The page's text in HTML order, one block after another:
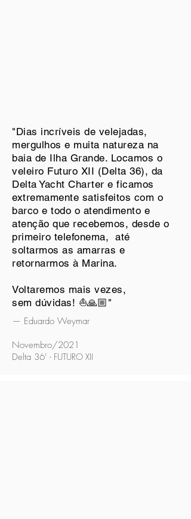
"Dias incríveis de velejadas,
mergulhos e muita natureza na
baia de Ilha Grande. Locamos o
veleiro Futuro XII (Delta 36), da
Delta Yacht Charter e ficamos
extremamente satisfeitos com o
barco e todo o atendimento e
atenção que recebemos, desde o
primeiro telefonema, até
soltarmos as amarras e
retornarmos à Marina.
Voltaremos mais vezes,
sem dúvidas! ⛵🙏🏼"
— Eduardo Weymar
Novembro/2021
Delta 36' - FUTURO XII